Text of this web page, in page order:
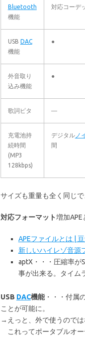
Bluetooth
機能
対応コーデ
USB DAC
機能
●
外音取り
込み機能
●
歌詞ピタ ―
充電池持
続時間
(MP3
128kbps)
デジタルノ
間
サイズも重量も全く同じ
対応フォーマット増加APE
APEファイルとは |
新しいハイレゾ音源
aptX・・・圧縮率が
事が出来る。タイム
USB DAC機能・・・付属
ことが可能に。
→えっと、外で使うので
これってポータブルオー